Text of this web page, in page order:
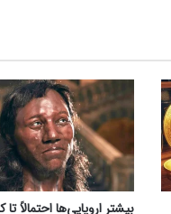
چگونه باکس جست و جو در
بزرگ‌ترین دریاچه آب گرم
بیشتر اروپایی‌ها احتمالاً تا